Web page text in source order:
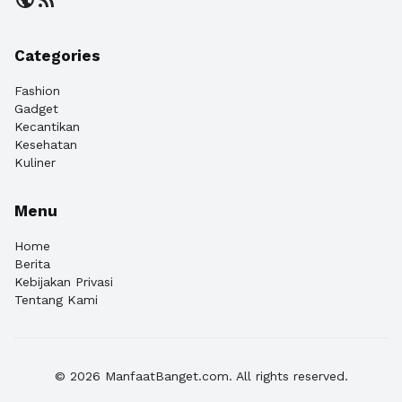
Categories
Fashion
Gadget
Kecantikan
Kesehatan
Kuliner
Menu
Home
Berita
Kebijakan Privasi
Tentang Kami
© 2026 ManfaatBanget.com. All rights reserved.